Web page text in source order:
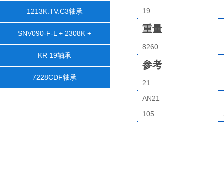
1213K.TV.C3轴承
SNV090-F-L + 2308K +
H2308X105 + TSV608X105轴承
KR 19轴承
7228CDF轴承
19
重量
8260
参考
21
AN21
105